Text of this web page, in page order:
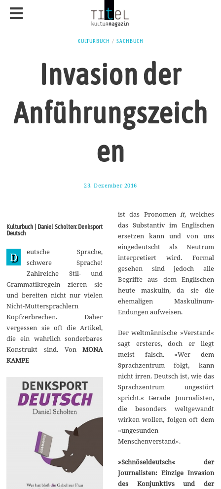
KULTURBUCH / SACHBUCH
Invasion der
Anführungszeich
en
23. Dezember 2016
e
z
e
m
b
e
r
2
1
Kulturbuch | Daniel Scholten: Denksport
Deutsch
D
eutsche Sprache,
schwere Sprache!
Zahlreiche Stil- und
Grammatikregeln zieren sie
und bereiten nicht nur vielen
Nicht-Muttersprachlern
Kopfzerbrechen. Daher
vergessen sie oft die Artikel,
die ein wahrlich sonderbares
Konstrukt sind. VonMONA
KAMPE
ist das Pronomen it, welches
das Substantiv im Englischen
ersetzen kann und von uns
eingedeutscht als Neutrum
interpretiert wird. Formal
gesehen sind jedoch alle
Begriffe aus dem Englischen
heute maskulin, da sie die
ehemaligen Maskulinum-
Endungen aufweisen.
Der weltmännische »Verstand«
sagt ersteres, doch er liegt
meist falsch. »Wer dem
Sprachzentrum folgt, kann
nicht irren. Deutsch ist, wie das
Sprachzentrum ungestört
spricht.« Gerade Journalisten,
die besonders weltgewandt
wirken wollen, folgen oft dem
»ungesunden
Menschenverstand«.
»Schnöseldeutsch« der
Journalisten: Einzige Invasion
des Konjunktivs und der